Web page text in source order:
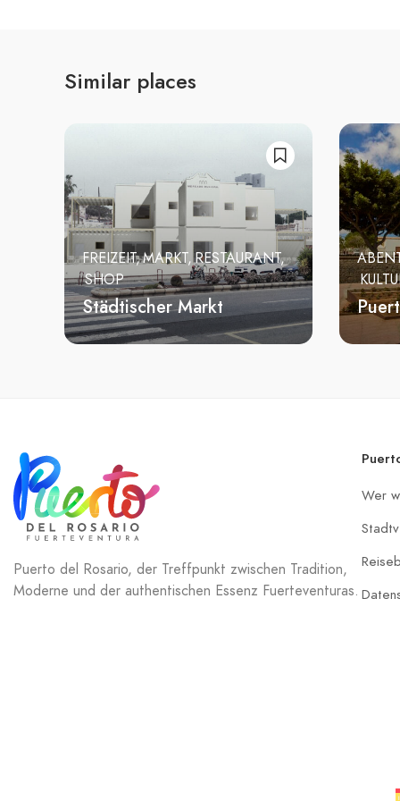
Similar places
FREIZEIT MARKT RESTAURANT
SHOP
Städtischer Markt
Puerto del Rosario, der Treffpunkt zwischen Tradition,
Moderne und der authentischen Essenz Fuerteventuras.
Wer